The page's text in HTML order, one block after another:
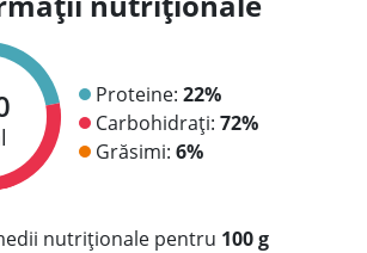
Proteine: 22%
Carbohidrați: 72%
Grăsimi: 6%
nutriționale pentru 100 g